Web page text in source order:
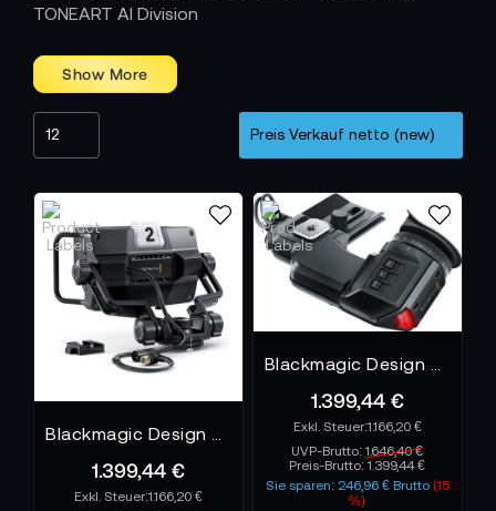
TONEART AI Division
1.399,44 €
1.166,20 €
1.399,44 €
1.166,20 €
UVP-Brutto:1.646,40 €
Preis-Brutto:1.399,44 €
Sie sparen: 246,96 € Brutto (15
%)